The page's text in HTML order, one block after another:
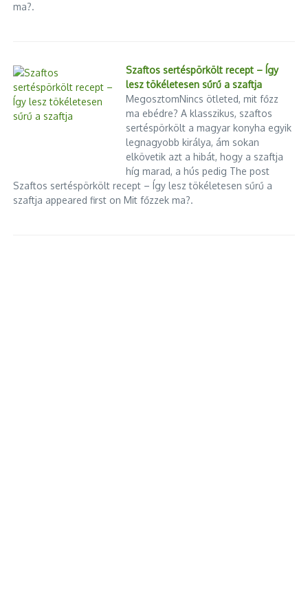
ma?.
Szaftos sertéspörkölt recept – Így
lesz tökéletesen sűrű a szaftja
MegosztomNincs ötleted, mit főzz
ma ebédre? A klasszikus, szaftos
sertéspörkölt a magyar konyha egyik
legnagyobb királya, ám sokan
elkövetik azt a hibát, hogy a szaftja
híg marad, a hús pedig The post
Szaftos sertéspörkölt recept – Így lesz tökéletesen sűrű a
szaftja appeared first on Mit főzzek ma?.